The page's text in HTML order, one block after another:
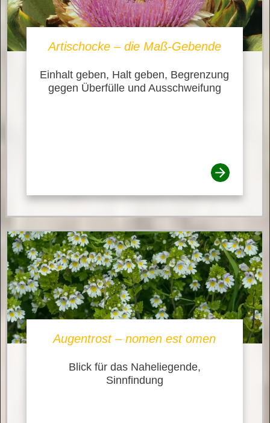
Artischocke – die Maß-Gebende
Einhalt geben, Halt geben, Begrenzung
gegen Überfülle und Ausschweifung
Augentrost – nomen est omen
Blick für das Naheliegende,
Sinnfindung